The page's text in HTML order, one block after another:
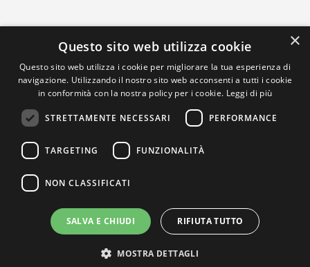
×
Questo sito web utilizza cookie
Questo sito web utilizza i cookie per migliorare la tua esperienza di
navigazione. Utilizzando il nostro sito web acconsenti a tutti i cookie
in conformità con la nostra policy per i cookie. Leggi di più
STRETTAMENTE NECESSARI PERFORMANCE
TARGETING FUNZIONALITÀ
NON CLASSIFICATI
SALVA E CHIUDI RIFIUTA TUTTO
MOSTRA DETTAGLI